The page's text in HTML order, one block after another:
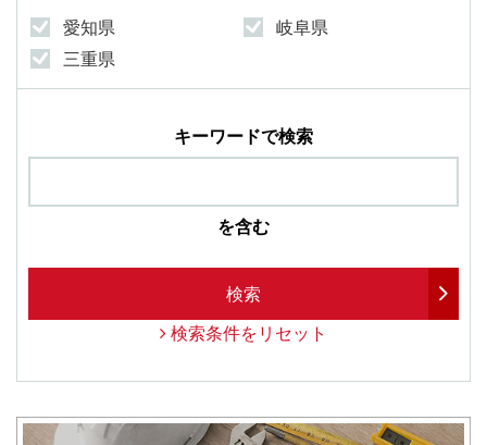
愛知県
岐阜県
三重県
キーワードで検索
を含む
検索
検索条件をリセット